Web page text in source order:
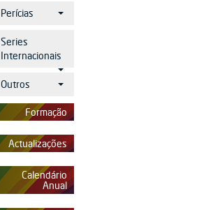
Perícias
Series
Internacionais
Outros
Formação
Actualizações
Calendário
Anual